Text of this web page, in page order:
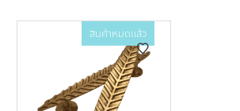
สินค้าหมดแล้ว